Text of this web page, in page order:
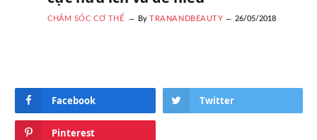
CHĂM SÓC CƠ THỂ By TRANANDBEAUTY 26/05/2018
Facebook Twitter
Pinterest